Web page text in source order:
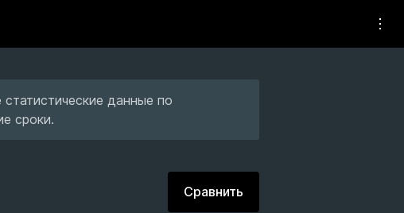
данные по
сроки.
Сравнить